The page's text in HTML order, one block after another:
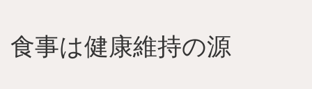
content
食事は健康維持の源